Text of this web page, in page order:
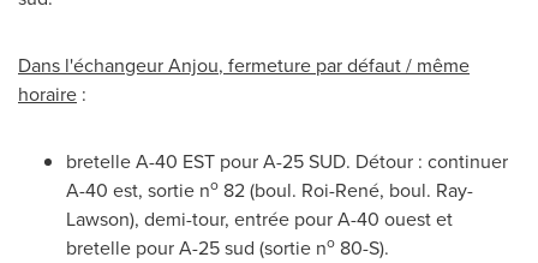
Dans l'échangeurAnjou, fermeture par défaut / même
horaire :
bretelle A-40 EST pour A-25 SUD. Détour : continuer
A-40 est, sortie no 82 (boul. Roi-René, boul. Ray-
Lawson), demi-tour, entrée pour A-40 ouest et
bretelle pour A-25 sud (sortie no 80-S).